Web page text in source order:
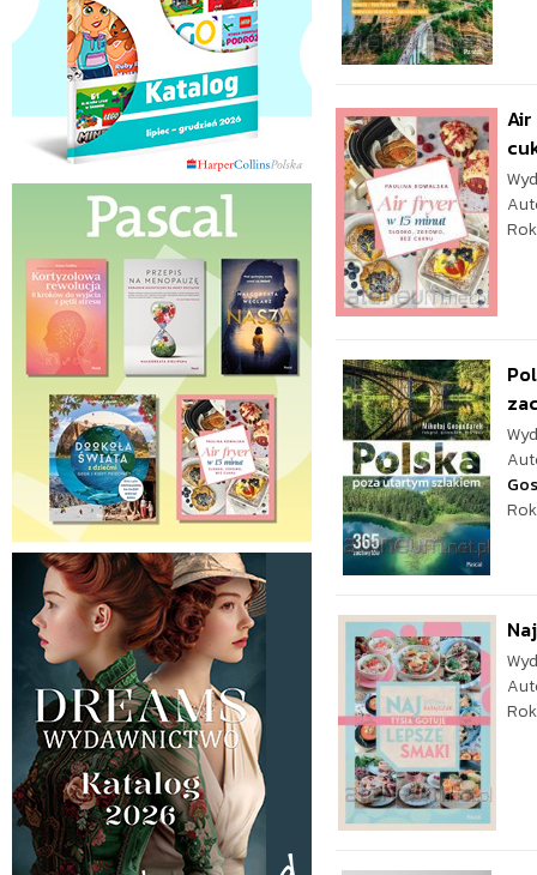
Air